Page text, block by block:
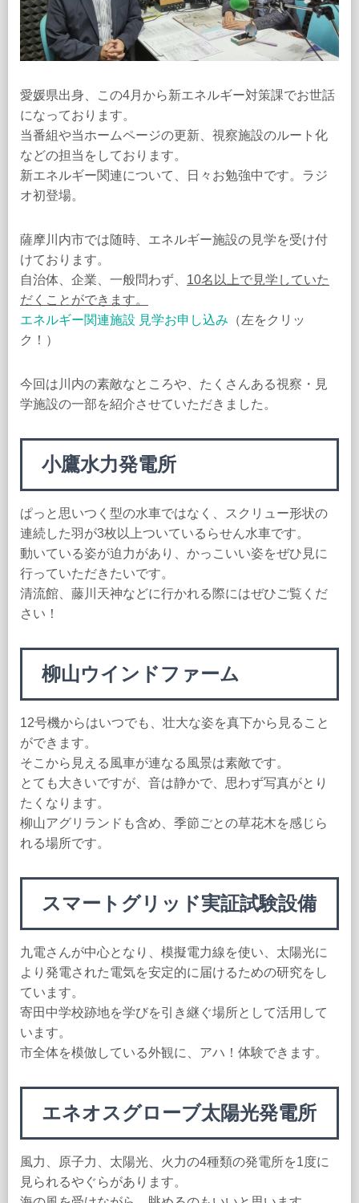
愛媛県出身、この4月から新エネルギー対策課でお世話
になっております。
当番組や当ホームページの更新、視察施設のルート化
などの担当をしております。
新エネルギー関連について、日々お勉強中です。ラジ
オ初登場。
薩摩川内市では随時、エネルギー施設の見学を受け付
けております。
自治体、企業、一般問わず、 10名以上で見学していた
だくことができます。
エネルギー関連施設 見学お申し込み （左をクリッ
ク！）
今回は川内の素敵なところや、たくさんある視察・見
学施設の一部を紹介させていただきました。
小鷹水力発電所
ぱっと思いつく型の水車ではなく、スクリュー形状の
連続した羽が3枚以上ついているらせん水車です。
動いている姿が迫力があり、かっこいい姿をぜひ見に
行っていただきたいです。
清流館、藤川天神などに行かれる際にはぜひご覧くだ
さい！
柳山ウインドファーム
12号機からはいつでも、壮大な姿を真下から見ること
ができます。
そこから見える風車が連なる風景は素敵です。
とても大きいですが、音は静かで、思わず写真がとり
たくなります。
柳山アグリランドも含め、季節ごとの草花木を感じら
れる場所です。
スマートグリッド実証試験設備
九電さんが中心となり、模擬電力線を使い、太陽光に
より発電された電気を安定的に届けるための研究をし
ています。
寄田中学校跡地を学びを引き継ぐ場所として活用して
います。
市全体を模倣している外観に、アハ！体験できます。
エネオスグローブ太陽光発電所
風力、原子力、太陽光、火力の4種類の発電所を1度に
見られるやぐらがあります。